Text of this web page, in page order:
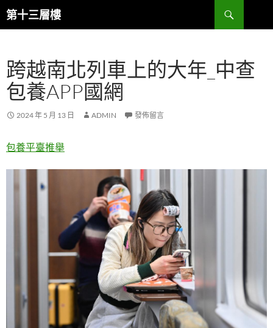
跳
至
內
容
第十三層樓
搜
尋
跨越南北列車上的大年_中查
包養APP國網
2024 年 5 月 13 日 ADMIN 發佈留言
包養平臺推舉